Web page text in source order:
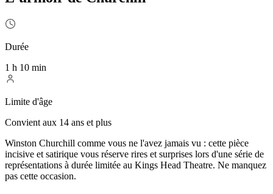
Durée
1 h 10 min
Limite d'âge
Convient aux 14 ans et plus
Winston Churchill comme vous ne l'avez jamais vu : cette pièce
incisive et satirique vous réserve rires et surprises lors d'une série de
représentations à durée limitée au Kings Head Theatre. Ne manquez
pas cette occasion.